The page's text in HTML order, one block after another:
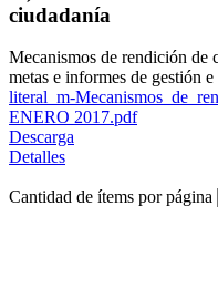
ciudadanía
Mecanismos de rendición de
metas e informes de gestión
literal_m-
ENERO 2017.pdf
Descarga
Detalles
Cantidad de ítems por página